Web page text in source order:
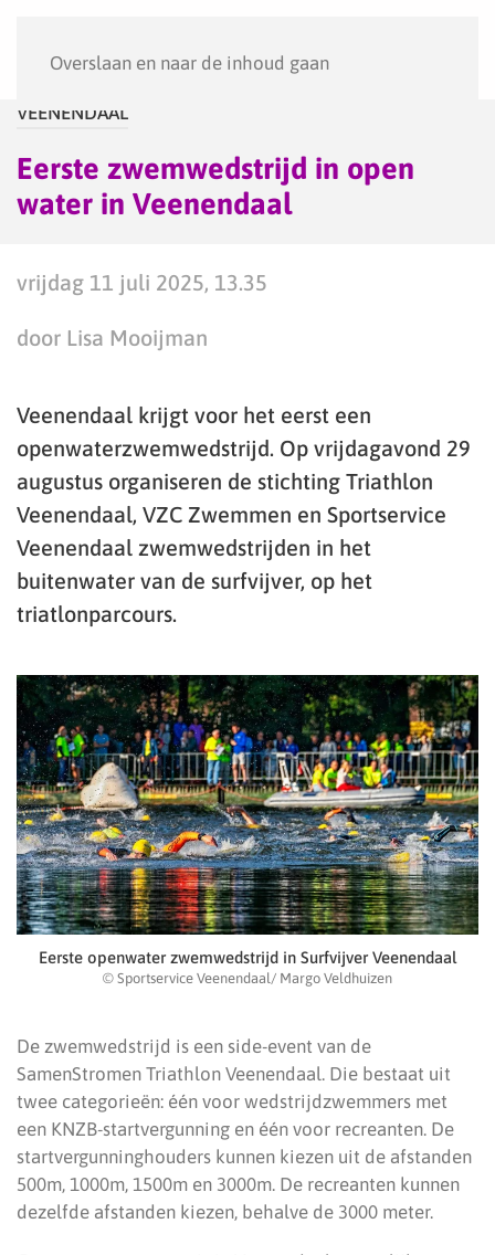
Overslaan en naar de inhoud gaan
VEENENDAAL
Eerste zwemwedstrijd in open
water in Veenendaal
vrijdag 11 juli 2025, 13.35
door Lisa Mooijman
Veenendaal krijgt voor het eerst een
openwaterzwemwedstrijd. Op vrijdagavond 29
augustus organiseren de stichting Triathlon
Veenendaal, VZC Zwemmen en Sportservice
Veenendaal zwemwedstrijden in het
buitenwater van de surfvijver, op het
triatlonparcours.
Eerste openwater zwemwedstrijd in Surfvijver Veenendaal
© Sportservice Veenendaal/ Margo Veldhuizen
De zwemwedstrijd is een side-event van de
SamenStromen Triathlon Veenendaal. Die bestaat uit
twee categorieën: één voor wedstrijdzwemmers met
een KNZB-startvergunning en één voor recreanten. De
startvergunninghouders kunnen kiezen uit de afstanden
500m, 1000m, 1500m en 3000m. De recreanten kunnen
dezelfde afstanden kiezen, behalve de 3000 meter.